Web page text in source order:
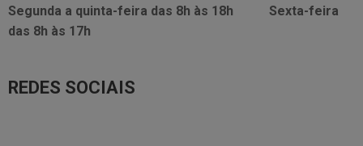
Segunda a quinta-feira das 8h às 18h
Sexta-feira
das 8h às 17h
REDES SOCIAIS